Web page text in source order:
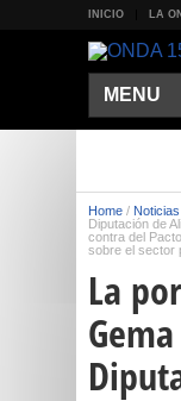
INICIO LA
MENU
Home / Noticias
Diputación de
contra del
sobre el sector
La